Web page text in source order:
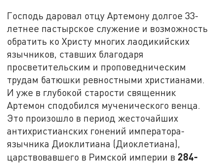
Господь даровал отцу Артемону долгое 33-
летнее пастырское служение и возможность
обратить ко Христу многих лаодикийских
язычников, ставших благодаря
просветительским и проповедническим
трудам батюшки ревностными христианами.
И уже в глубокой старости священник
Артемон сподобился мученического венца.
Это произошло в период жесточайших
антихристианских гонений императора-
язычника Диоклитиана (Диоклетиана),
царствовавшего в Римской империи в 284-